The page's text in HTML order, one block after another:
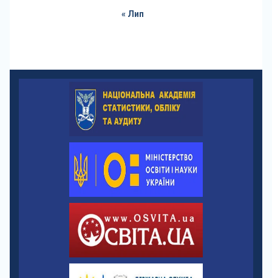
« Лип